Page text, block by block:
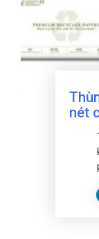
nét